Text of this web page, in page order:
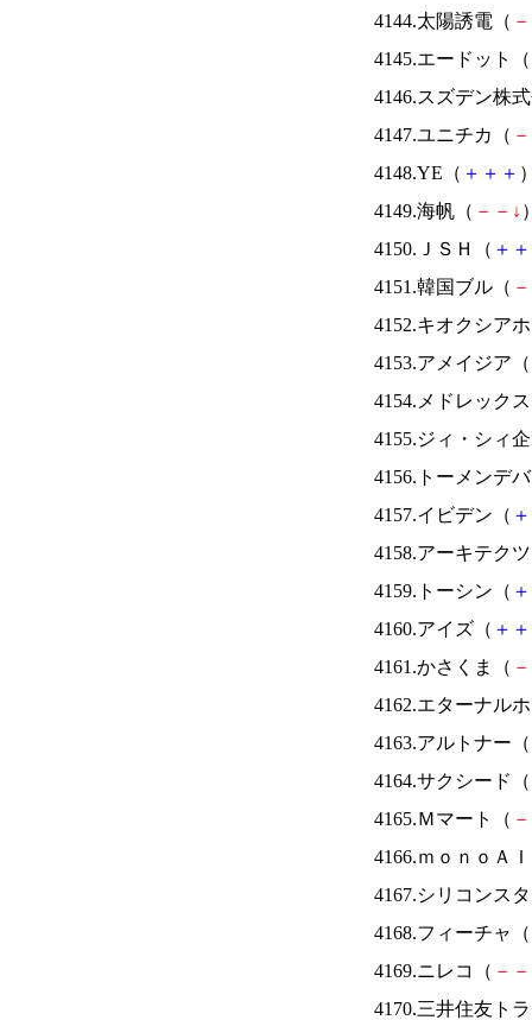
4144.太陽誘電（ －
4145.エードット（
4146.スズデン株
4147.ユニチカ（ －
4148.YE（ ＋ ＋ ＋
4149.海帆（ － － ↓
4150.ＪＳＨ（ ＋ ＋
4151.韓国ブル（ －
4152.キオクシア
4153.アメイジア（
4154.メドレック
4155.ジィ・シィ
4156.トーメンデ
4157.イビデン（ ＋
4158.アーキテク
4159.トーシン（ ＋
4160.アイズ（ ＋ ＋
4161.かさくま（ －
4162.エターナル
4163.アルトナー（
4164.サクシード（
4165.Ｍマート（ －
4166.ｍｏｎｏＡ
4167.シリコンス
4168.フィーチャ（
4169.ニレコ（ － －
4170.三井住友ト